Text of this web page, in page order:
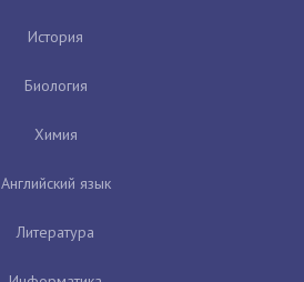
История
Биология
Химия
Английский язык
Литература